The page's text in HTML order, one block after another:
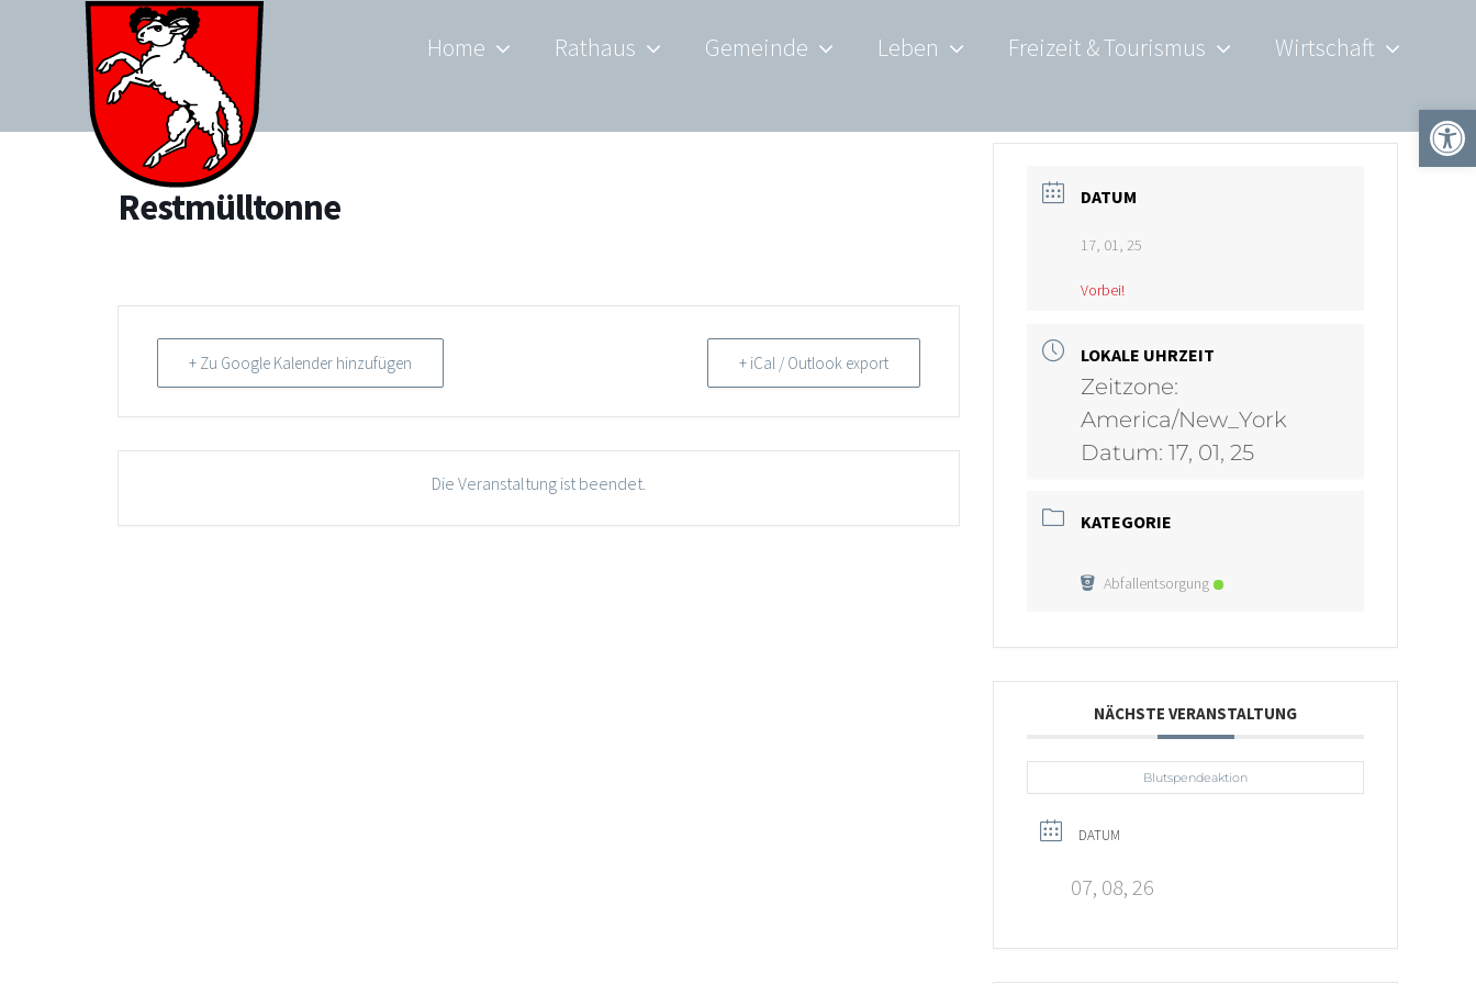
Home Rathaus Gemeinde Leben Freizeit & Tourismus Wirtschaft
Restmülltonne
+ Zu Google Kalender hinzufügen + iCal / Outlook export
Die Veranstaltung ist beendet.
DATUM
17, 01, 25
Vorbei!
LOKALE UHRZEIT
Zeitzone:
America/New_York
Datum:17, 01, 25
KATEGORIE
Abfallentsorgung
NÄCHSTE VERANSTALTUNG
Blutspendeaktion
DATUM
07, 08, 26